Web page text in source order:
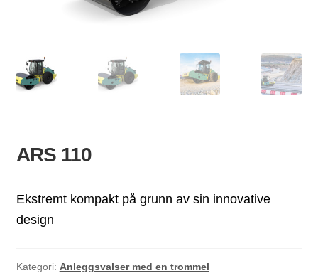
ARS 110
Ekstremt kompakt på grunn av sin innovative
design
Kategori: Anleggsvalser med en trommel